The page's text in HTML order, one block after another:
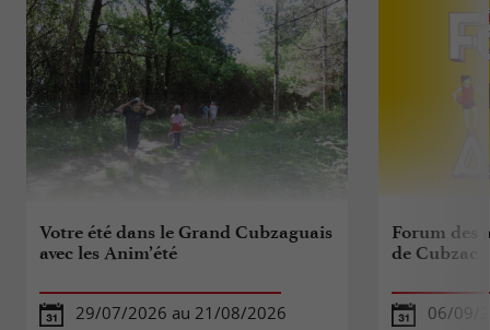
Votre été dans le Grand Cubzaguais
avec les Anim’été
29/07/2026 au 21/08/2026
Forum des
de Cubzac
06/09/